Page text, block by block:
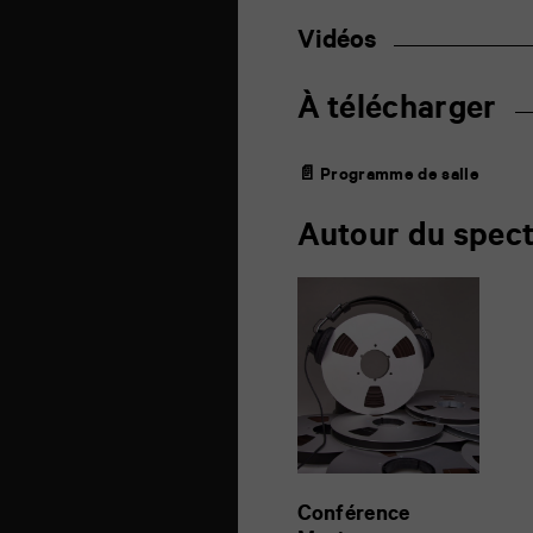
Vidéos
À télécharger
📄 Programme de salle
Autour du
Conférence